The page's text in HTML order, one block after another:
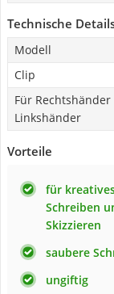
Technische
Modell
Clip
Für Rechtshänder
Linkshänder
Vorteile
für
Schreiben
Skizzieren
saubere
ungiftig